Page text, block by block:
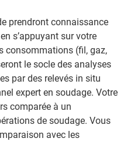
prendront connaissance
s’appuyant sur votre
consommations (fil, gaz,
le socle des analyses
par des relevés in situ
expert en soudage. Votre
comparée à un
de soudage. Vous
avec les